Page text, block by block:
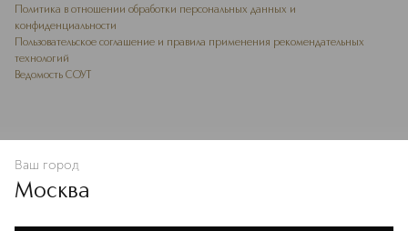
В КОРЗИНУ
Политика в отношении обработки персональных данных и
конфиденциальности
Пользовательское соглашение и правила применения рекомендательных
технологий
Ведомость СОУТ
Ваш город
Москва